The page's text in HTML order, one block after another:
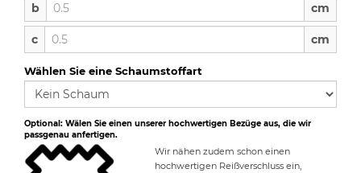
b cm
c cm
Wählen Sie eine Schaumstoffart
Optional: Wälen Sie einen unserer hochwertigen Bezüge aus, die wir
passgenau anfertigen.
Wir nähen zudem schon einen
hochwertigen Reißverschluss ein,